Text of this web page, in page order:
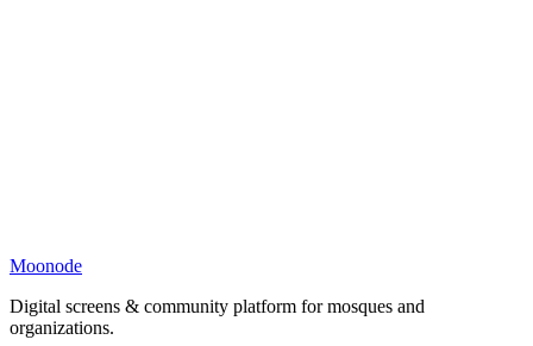
Moonode
Digital screens & community platform for mosques and
organizations.